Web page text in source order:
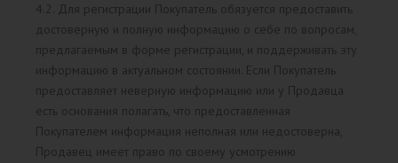
4.2. Для регистрации Покупатель обязуется предоставить
достоверную и полную информацию о себе по вопросам,
предлагаемым в форме регистрации, и поддерживать эту
информацию в актуальном состоянии. Если Покупатель
предоставляет неверную информацию или у Продавца
есть основания полагать, что предоставленная
Покупателем информация неполная или недостоверна,
Продавец имеет право по своему усмотрению